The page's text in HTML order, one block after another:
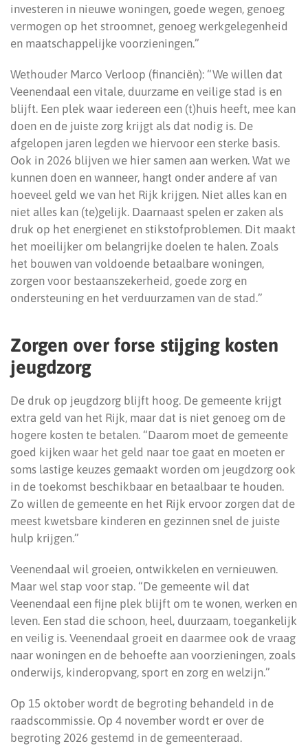
investeren in nieuwe woningen, goede wegen, genoeg
vermogen op het stroomnet, genoeg werkgelegenheid
en maatschappelijke voorzieningen.”
Wethouder Marco Verloop (financiën): “We willen dat
Veenendaal een vitale, duurzame en veilige stad is en
blijft. Een plek waar iedereen een (t)huis heeft, mee kan
doen en de juiste zorg krijgt als dat nodig is. De
afgelopen jaren legden we hiervoor een sterke basis.
Ook in 2026 blijven we hier samen aan werken. Wat we
kunnen doen en wanneer, hangt onder andere af van
hoeveel geld we van het Rijk krijgen. Niet alles kan en
niet alles kan (te)gelijk. Daarnaast spelen er zaken als
druk op het energienet en stikstofproblemen. Dit maakt
het moeilijker om belangrijke doelen te halen. Zoals
het bouwen van voldoende betaalbare woningen,
zorgen voor bestaanszekerheid, goede zorg en
ondersteuning en het verduurzamen van de stad.”
Zorgen over forse stijging kosten
jeugdzorg
De druk op jeugdzorg blijft hoog. De gemeente krijgt
extra geld van het Rijk, maar dat is niet genoeg om de
hogere kosten te betalen. “Daarom moet de gemeente
goed kijken waar het geld naar toe gaat en moeten er
soms lastige keuzes gemaakt worden om jeugdzorg ook
in de toekomst beschikbaar en betaalbaar te houden.
Zo willen de gemeente en het Rijk ervoor zorgen dat de
meest kwetsbare kinderen en gezinnen snel de juiste
hulp krijgen.”
Veenendaal wil groeien, ontwikkelen en vernieuwen.
Maar wel stap voor stap. “De gemeente wil dat
Veenendaal een fijne plek blijft om te wonen, werken en
leven. Een stad die schoon, heel, duurzaam, toegankelijk
en veilig is. Veenendaal groeit en daarmee ook de vraag
naar woningen en de behoefte aan voorzieningen, zoals
onderwijs, kinderopvang, sport en zorg en welzijn.”
Op 15 oktober wordt de begroting behandeld in de
raadscommissie. Op 4 november wordt er over de
begroting 2026 gestemd in de gemeenteraad.